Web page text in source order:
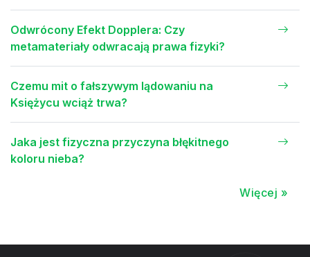
Odwrócony Efekt Dopplera: Czy
metamateriały odwracają prawa fizyki?
Czemu mit o fałszywym lądowaniu na
Księżycu wciąż trwa?
Jaka jest fizyczna przyczyna błękitnego
koloru nieba?
Więcej »